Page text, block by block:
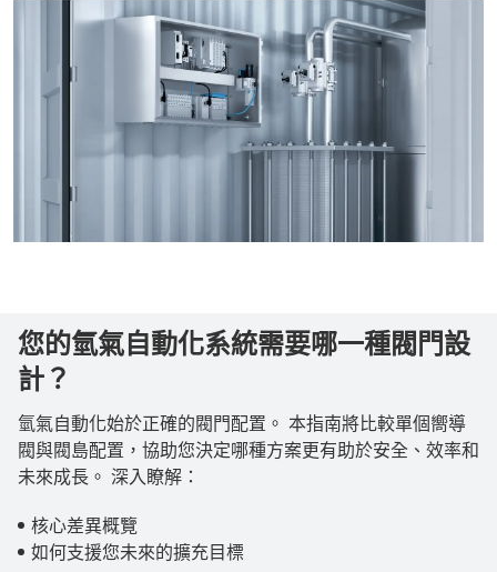
您的氫氣自動化系統需要哪一種閥門設
計？
氫氣自動化始於正確的閥門配置。 本指南將比較單個嚮導
閥與閥島配置，協助您決定哪種方案更有助於安全、效率和
未來成長。 深入瞭解：​
核心差異概覽​
如何支援您未來的擴充目標